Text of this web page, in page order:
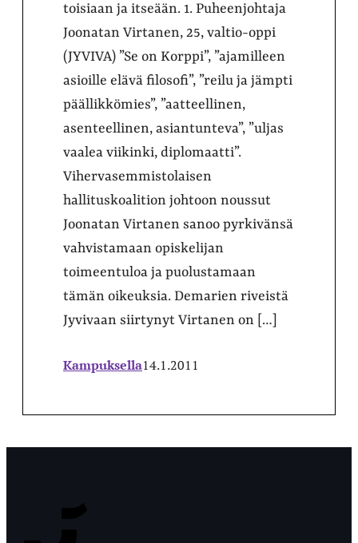
toisiaan ja itseään. 1. Puheenjohtaja
Joonatan Virtanen, 25, valtio-oppi
(JYVIVA) ”Se on Korppi”, ”ajamilleen
asioille elävä filosofi”, ”reilu ja jämpti
päällikkömies”, ”aatteellinen,
asenteellinen, asiantunteva”, ”uljas
vaalea viikinki, diplomaatti”.
Vihervasemmistolaisen
hallituskoalition johtoon noussut
Joonatan Virtanen sanoo pyrkivänsä
vahvistamaan opiskelijan
toimeentuloa ja puolustamaan
tämän oikeuksia. Demarien riveistä
Jyvivaan siirtynyt Virtanen on […]
Kampuksella14.1.2011